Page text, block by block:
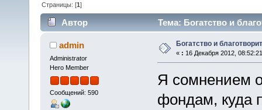
Страницы: [1]
Автор Тема: Богатство и
admin
Administrator
Hero Member
Сообщений: 590
Богатство и
« : 16 Декабря 2012,
Я сомнением
фондам, куда